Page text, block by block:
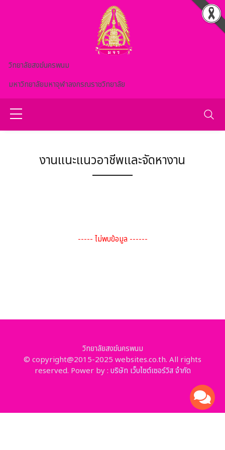
วิทยาลัยสงฆ์นครพนม
มหาวิทยาลัยมหาจุฬาลงกรณราชวิทยาลัย
งานแนะแนวอาชีพและจัดหางาน
----- ไม่พบข้อมูล ------
วิทยาลัยสงฆ์นครพนม
© copyright@2015-2025 websites.co.th. All rights
reserved. Power by : บริษัท เว็บไซต์เซอร์วิส จำกัด